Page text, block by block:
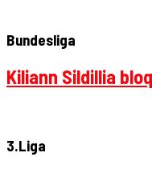
Bundesliga
Kiliann Sildillia
3.Liga